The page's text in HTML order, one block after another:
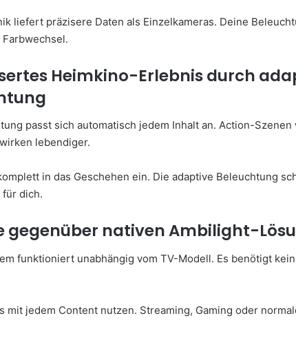
liefert präzisere Daten als Einzelkameras. Deine
Heimkino-Erlebnis durch
passt sich automatisch jedem Inhalt an. Action-
lebendiger.
in das Geschehen ein. Die adaptive Beleuchtung
für dich.
gegenüber nativen Ambilight-
funktioniert unabhängig vom TV-Modell. Es benötigt
mit jedem Content nutzen. Streaming, Gaming oder